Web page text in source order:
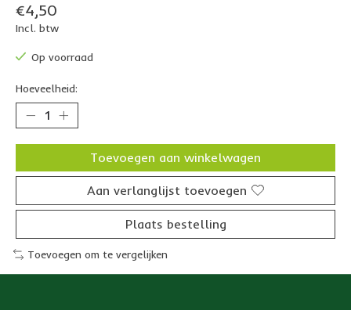
€4,50
Incl. btw
Op voorraad
Hoeveelheid:
Toevoegen aan winkelwagen
Aan verlanglijst toevoegen
Plaats bestelling
Toevoegen om te vergelijken